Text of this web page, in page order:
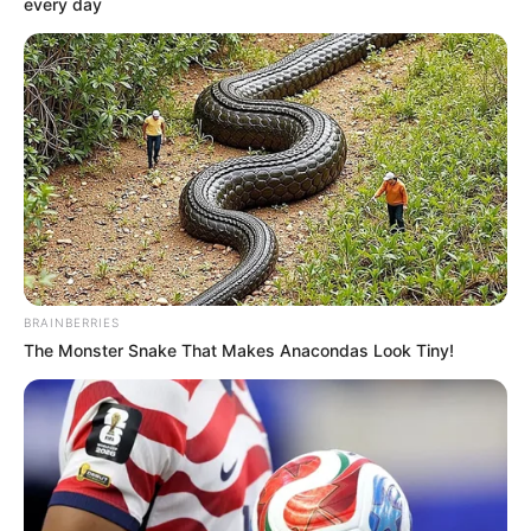
every day
BRAINBERRIES
The Monster Snake That Makes Anacondas Look Tiny!